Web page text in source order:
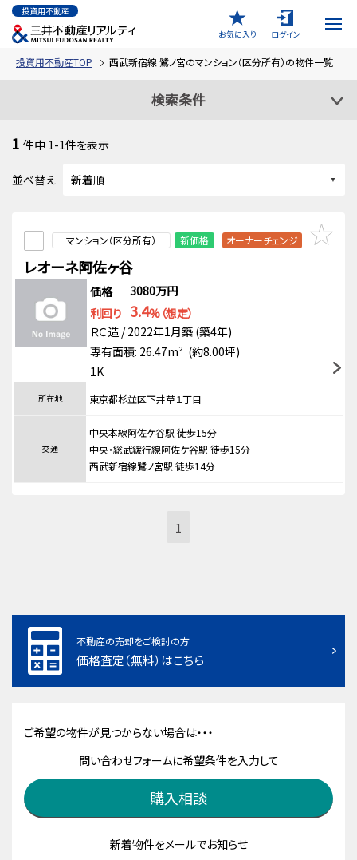
投資用不動産
お気に入り
ログイン
投資用不動産TOP 西武新宿線 鷺ノ宮のマンション（区分所有）の物件一覧
検索条件
1 件中 1-1件を表示
並べ替え
マンション（区分所有） 新価格 オーナーチェンジ
レオーネ阿佐ヶ谷
価格
3080万円
利回り 3.4%（想定）
ＲＣ造 / 2022年1月築 (築4年)
専有面積: 26.47m² (約8.00坪)
1K
所在地 東京都杉並区下井草１丁目
交通
中央本線阿佐ケ谷駅 徒歩15分
中央・総武緩行線阿佐ケ谷駅 徒歩15分
西武新宿線鷺ノ宮駅 徒歩14分
1
不動産の売却をご検討の方
価格査定（無料）はこちら
ご希望の物件が見つからない場合は・・・
問い合わせフォームに希望条件を入力して
購入相談
新着物件をメールでお知らせ